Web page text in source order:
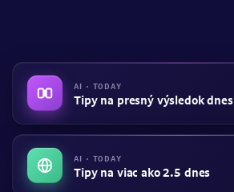
AI · TODAY
Tipy na presný výsledok dnes
AI · TODAY
Tipy na viac ako 2.5 dnes